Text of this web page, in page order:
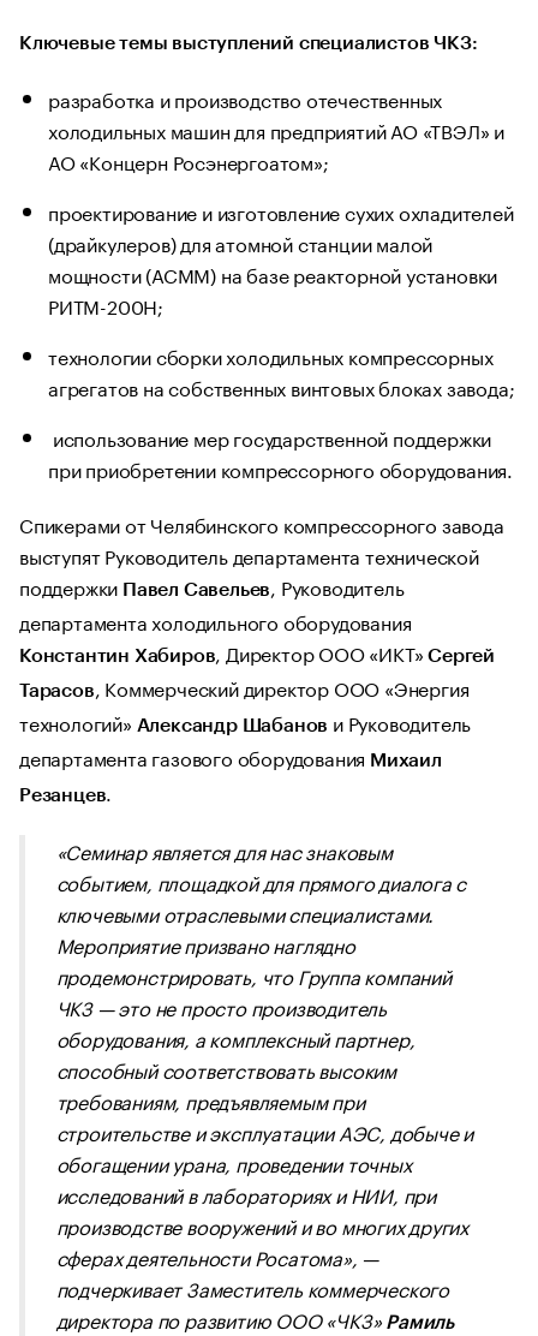
Ключевые темы выступлений специалистов ЧКЗ:
разработка и производство отечественных
холодильных машин для предприятий АО «ТВЭЛ» и
АО «Концерн Росэнергоатом»;
проектирование и изготовление сухих охладителей
(драйкулеров) для атомной станции малой
мощности (АСММ) на базе реакторной установки
РИТМ-200Н;
технологии сборки холодильных компрессорных
агрегатов на собственных винтовых блоках завода;
использование мер государственной поддержки
при приобретении компрессорного оборудования.
Спикерами от Челябинского компрессорного завода
выступят Руководитель департамента технической
поддержки Павел Савельев, Руководитель
департамента холодильного оборудования
Константин Хабиров, Директор ООО «ИКТ»Сергей
Тарасов, Коммерческий директор ООО «Энергия
технологий» Александр Шабанов и Руководитель
департамента газового оборудования Михаил
Резанцев.
«Семинар является для нас знаковым
событием, площадкой для прямого диалога с
ключевыми отраслевыми специалистами.
Мероприятие призвано наглядно
продемонстрировать, что Группа компаний
ЧКЗ — это не просто производитель
оборудования, а комплексный партнер,
способный соответствовать высоким
требованиям, предъявляемым при
строительстве и эксплуатации АЭС, добыче и
обогащении урана, проведении точных
исследований в лабораториях и НИИ, при
производстве вооружений и во многих других
сферах деятельности Росатома», —
подчеркивает Заместитель коммерческого
директора по развитию ООО «ЧКЗ» Рамиль